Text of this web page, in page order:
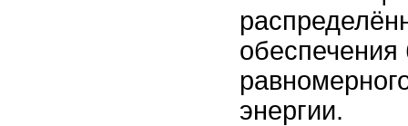
обеспечения
энергии.